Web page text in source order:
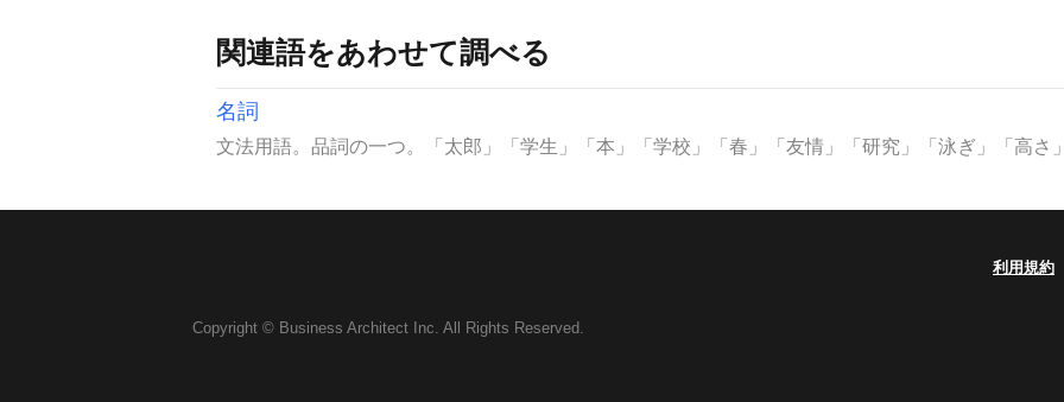
関連語をあわせて調べる
名詞
文法用語。品詞の一つ。「太郎」「学生」「本」「学校」「春」「友情」「研究」「泳ぎ」「高さ
利用規約
Copyright © Business Architect Inc. All Rights Reserved.